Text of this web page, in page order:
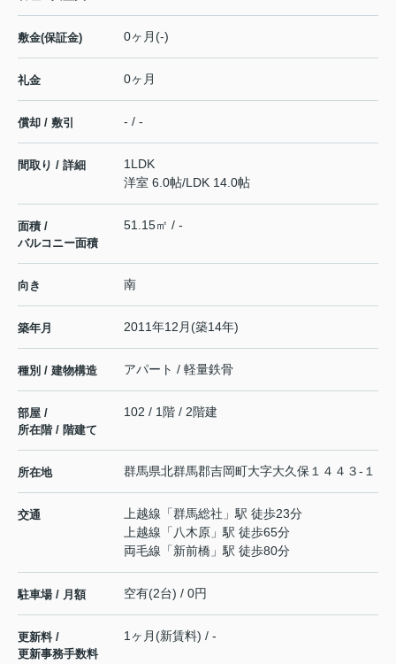
敷金(保証金) 0ヶ月(-)
礼金 0ヶ月
償却 / 敷引 - / -
間取り / 詳細
1LDK
洋室 6.0帖/LDK 14.0帖
面積 /
バルコニー面積
51.15㎡ / -
向き 南
築年月 2011年12月(築14年)
種別 / 建物構造 アパート / 軽量鉄骨
部屋 /
所在階 / 階建て
102 / 1階 / 2階建
所在地 群馬県北群馬郡吉岡町大字大久保 １４４３-１
交通 上越線 「群馬総社 」駅 徒歩23分
上越線 「 八木原 」駅 徒歩65分
両毛線 「新前橋 」駅 徒歩80分
駐車場 / 月額 空有(2台) / 0円
更新料 /
更新事務手数料
1ヶ月(新賃料) / -